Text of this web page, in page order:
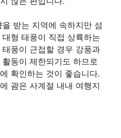
받는 지역에 속하지만 섬
형 태풍이 직접 상륙하는
풍이 근접할 경우 강풍과
동이 제한되기도 하므로
확인하는 것이 좋습니다.
괌은 사계절 내내 여행지